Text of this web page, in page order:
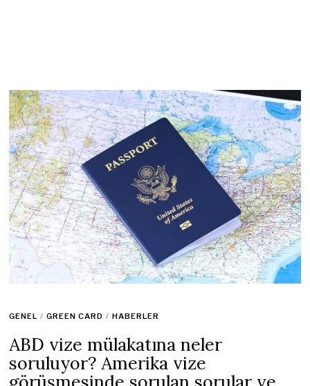
GENEL / GREEN CARD / HABERLER
ABD vize mülakatına neler
soruluyor? Amerika vize